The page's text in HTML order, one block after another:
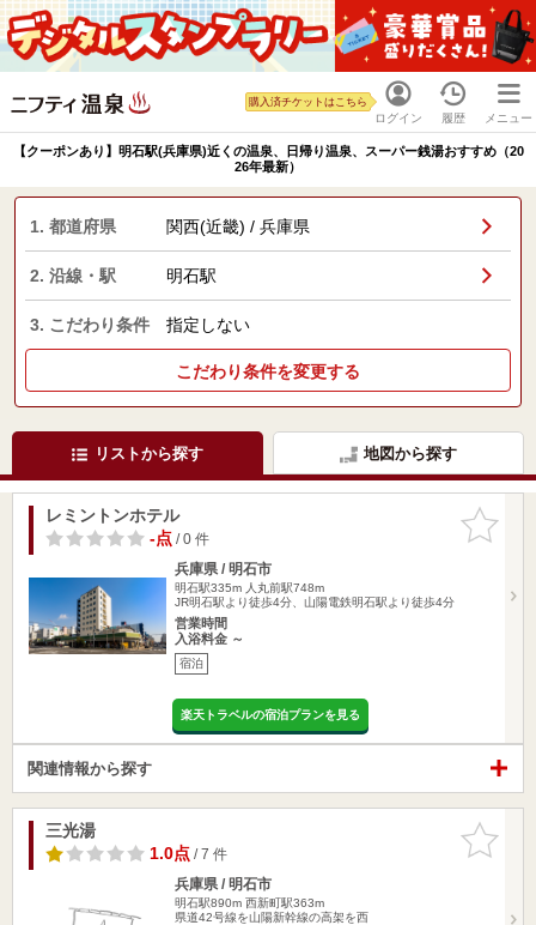
ログイン
購入済チケットはこちら
履歴 メニュー
【クーポンあり】明石駅(兵庫県)近くの温泉、日帰り温泉、スーパー銭湯おすすめ（20
26年最新）
1. 都道府県 関西(近畿) / 兵庫県
2. 沿線・駅 明石駅
3. こだわり条件 指定しない
こだわり条件を変更する
リストから探す 地図から探す
お気に入
りに追加
レミントンホテル
-点/ 0 件
兵庫県 / 明石市
明石駅335m 人丸前駅748m
JR明石駅より徒歩4分、山陽電鉄明石駅より徒歩4分
営業時間
入浴料金 ～
宿泊
楽天トラベルの宿泊プランを見る
関連情報から探す
お気に入
りに追加
三光湯
1.0点/ 7 件
兵庫県 / 明石市
明石駅890m 西新町駅363m
県道42号線を山陽新幹線の高架を西